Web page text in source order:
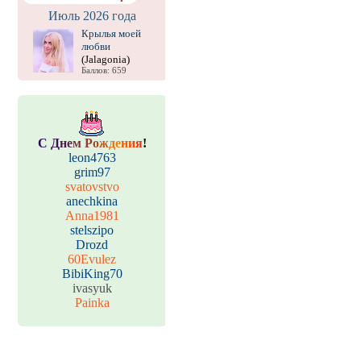
Июль 2026 года
Крылья моей
любви
(Jalagonia)
Баллов: 659
С Днем Рождения!
leon4763
grim97
svatovstvo
anechkina
Anna1981
stelszipo
Drozd
60Evulez
BibiKing70
ivasyuk
Painka